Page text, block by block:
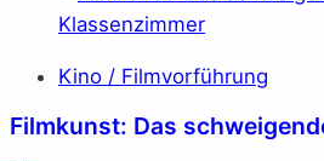
Kino / Filmvorführung
Filmkunst: Das